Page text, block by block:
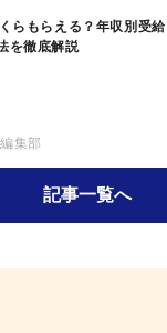
らもらえる？年収別受給
を徹底解説
集部
記事一覧へ